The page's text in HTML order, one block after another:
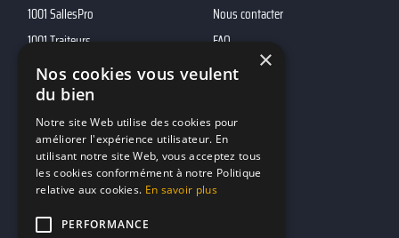
1001 SallesPro
1001 Traiteurs
1001 DJ
10h01
MP2
Nous contacter
FAQ
Contacts
marketing@reserverunbar.fr
11 rue Maurice Grandcoing
×
Nos cookies vous veulent
du bien
Notre site Web utilise des cookies pour
améliorer l'expérience utilisateur. En
utilisant notre site Web, vous acceptez tous
les cookies conformément à notre Politique
relative aux cookies. En savoir plus
PERFORMANCE